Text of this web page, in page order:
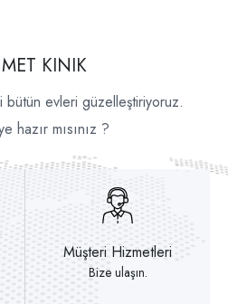
KINIK
evleri güzelleştiriyoruz.
hazır mısınız ?
Müşteri Hizmetleri
Bize ulaşın.